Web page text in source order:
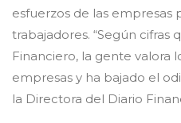
esfuerzos de las empresas
trabajadores. “Según cifras
Financiero, la gente valora
empresas y ha bajado el
la Directora del Diario